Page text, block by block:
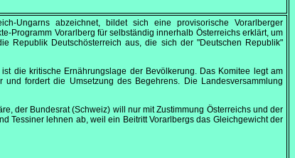
Ungarns abzeichnet, bildet sich eine provisorische Vorarlberger
Programm Vorarlberg für selbständig innerhalb Österreichs erklärt, um
Republik Deutschösterreich aus, die sich der "Deutschen Republik"
die kritische Ernährungslage der Bevölkerung. Das Komitee legt am
fordert die Umsetzung des Begehrens. Die Landesversammlung
der Bundesrat (Schweiz) will nur mit Zustimmung Österreichs und der
Tessiner lehnen ab, weil ein Beitritt Vorarlbergs das Gleichgewicht der